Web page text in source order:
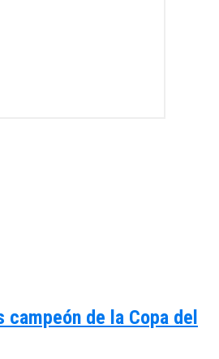
campeón de la Copa del